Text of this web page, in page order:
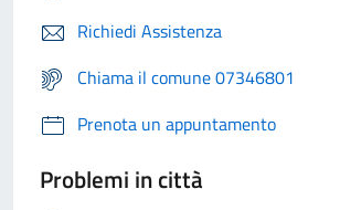
Richiedi Assistenza
Chiama il comune 07346801
Prenota un appuntamento
Problemi in città